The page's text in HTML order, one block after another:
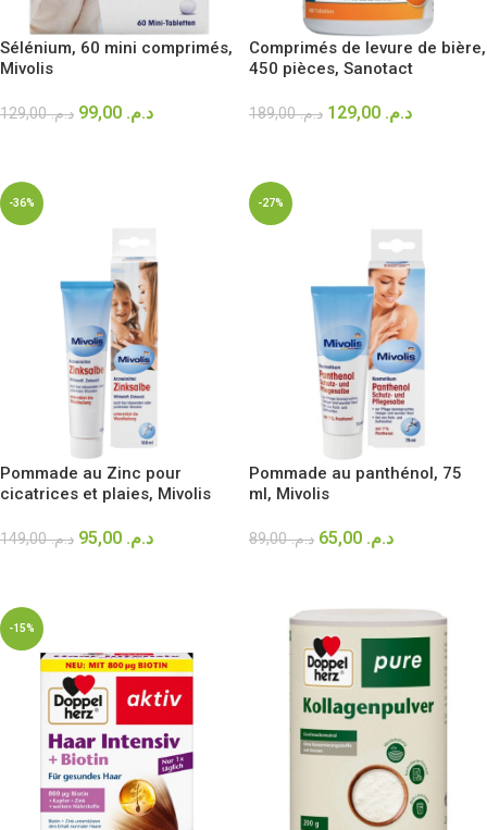
Sélénium, 60 mini comprimés,
Mivolis
د.م.129,00 د.م.
Comprimés de levure de bière,
450 pièces, Sanotact
د.م.189,00 د.م.
-36%
Pommade au Zinc pour
cicatrices et plaies, Mivolis
د.م.149,00 د.م.
-27%
Pommade au panthénol, 75
ml, Mivolis
د.م.89,00 د.م.
-15%